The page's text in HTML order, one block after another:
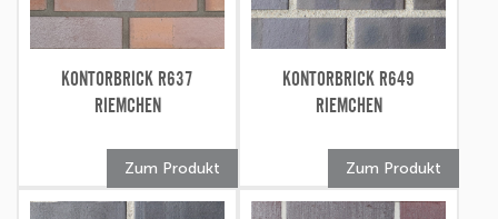
KONTORBRICK R637
RIEMCHEN
Zum Produkt
KONTORBRICK R649
RIEMCHEN
Zum Produkt